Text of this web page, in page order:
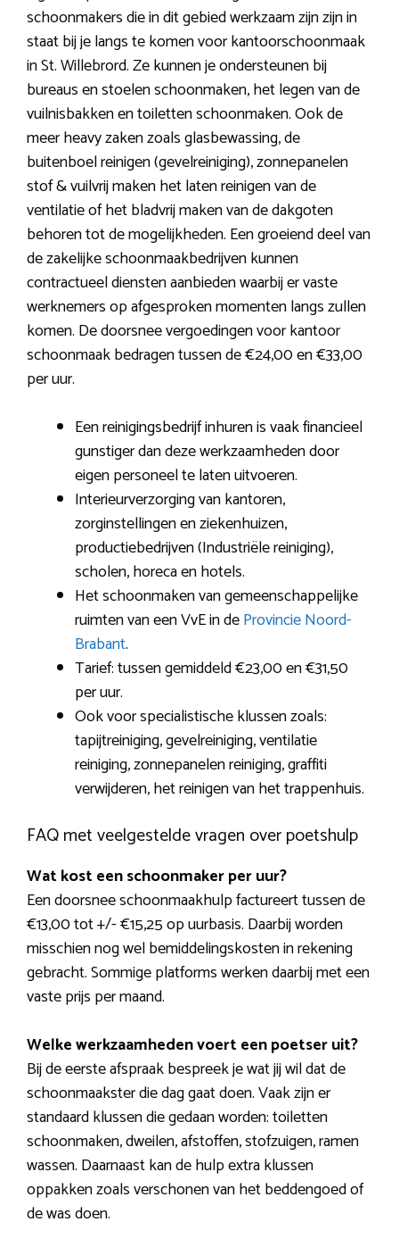
schoonmakers die in dit gebied werkzaam zijn zijn in
staat bij je langs te komen voor kantoorschoonmaak
in St. Willebrord. Ze kunnen je ondersteunen bij
bureaus en stoelen schoonmaken, het legen van de
vuilnisbakken en toiletten schoonmaken. Ook de
meer heavy zaken zoals glasbewassing, de
buitenboel reinigen (gevelreiniging), zonnepanelen
stof & vuilvrij maken het laten reinigen van de
ventilatie of het bladvrij maken van de dakgoten
behoren tot de mogelijkheden. Een groeiend deel van
de zakelijke schoonmaakbedrijven kunnen
contractueel diensten aanbieden waarbij er vaste
werknemers op afgesproken momenten langs zullen
komen. De doorsnee vergoedingen voor kantoor
schoonmaak bedragen tussen de €24,00 en €33,00
per uur.
Een reinigingsbedrijf inhuren is vaak financieel
gunstiger dan deze werkzaamheden door
eigen personeel te laten uitvoeren.
Interieurverzorging van kantoren,
zorginstellingen en ziekenhuizen,
productiebedrijven (Industriële reiniging),
scholen, horeca en hotels.
Het schoonmaken van gemeenschappelijke
ruimten van een VvE in deProvincie Noord-
Brabant.
Tarief: tussen gemiddeld €23,00 en €31,50
per uur.
Ook voor specialistische klussen zoals:
tapijtreiniging, gevelreiniging, ventilatie
reiniging, zonnepanelen reiniging, graffiti
verwijderen, het reinigen van het trappenhuis.
FAQ met veelgestelde vragen over poetshulp
Wat kost een schoonmaker per uur?
Een doorsnee schoonmaakhulp factureert tussen de
€13,00 tot +/- €15,25 op uurbasis. Daarbij worden
misschien nog wel bemiddelingskosten in rekening
gebracht. Sommige platforms werken daarbij met een
vaste prijs per maand.
Welke werkzaamheden voert een poetser uit?
Bij de eerste afspraak bespreek je wat jij wil dat de
schoonmaakster die dag gaat doen. Vaak zijn er
standaard klussen die gedaan worden: toiletten
schoonmaken, dweilen, afstoffen, stofzuigen, ramen
wassen. Daarnaast kan de hulp extra klussen
oppakken zoals verschonen van het beddengoed of
de was doen.